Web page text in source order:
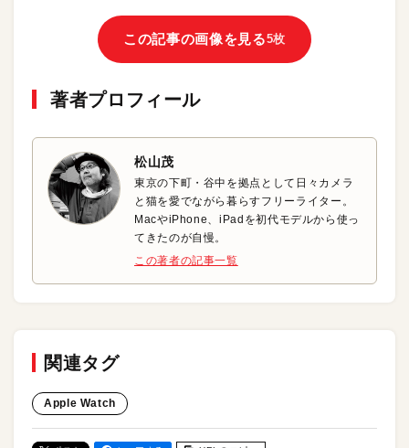
この記事の画像を見る5枚
著者プロフィール
松山茂
東京の下町・谷中を拠点として日々カメラ
と猫を愛でながら暮らすフリーライター。
MacやiPhone、iPadを初代モデルから使っ
てきたのが自慢。
この著者の記事一覧
関連タグ
Apple Watch